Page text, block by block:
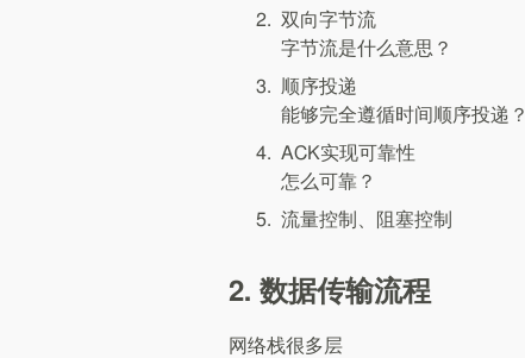
双向字节流
字节流是什么意思？
顺序投递
能够完全遵循时间顺序投递？
ACK实现可靠性
怎么可靠？
流量控制、阻塞控制
2. 数据传输流程
网络栈很多层